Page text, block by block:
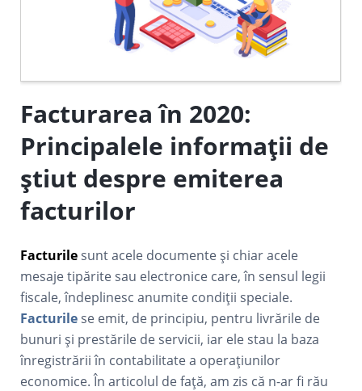
Facturarea în 2020:
Principalele informații de
știut despre emiterea
facturilor
Facturilesunt acele documente și chiar acele
mesaje tipărite sau electronice care, în sensul legii
fiscale, îndeplinesc anumite condiții speciale.
Facturilese emit, de principiu, pentru livrările de
bunuri și prestările de servicii, iar ele stau la baza
înregistrării în contabilitate a operațiunilor
economice. În articolul de față, am zis că n-ar fi rău